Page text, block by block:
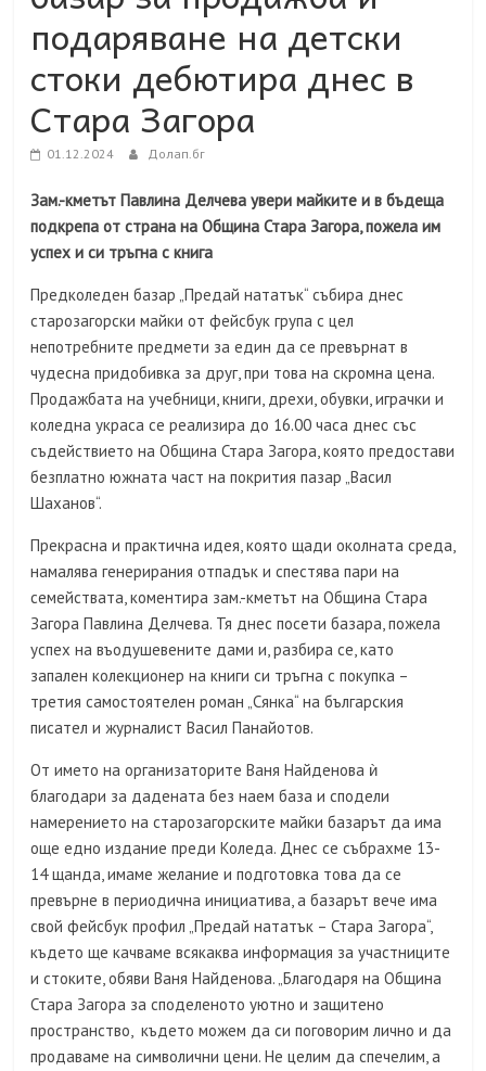
подаряване на детски
стоки дебютира днес в
Стара Загора
01.12.2024 Долап.бг
Зам.-кметът Павлина Делчева увери майките и в бъдеща
подкрепа от страна на Община Стара Загора, пожела им
успех и си тръгна с книга
Предколеден базар „Предай нататък“ събира днес
старозагорски майки от фейсбук група с цел
непотребните предмети за един да се превърнат в
чудесна придобивка за друг, при това на скромна цена.
Продажбата на учебници, книги, дрехи, обувки, играчки и
коледна украса се реализира до 16.00 часа днес със
съдействието на Община Стара Загора, която предостави
безплатно южната част на покрития пазар „Васил
Шаханов“.
Прекрасна и практична идея, която щади околната среда,
намалява генерирания отпадък и спестява пари на
семействата, коментира зам.-кметът на Община Стара
Загора Павлина Делчева. Тя днес посети базара, пожела
успех на въодушевените дами и, разбира се, като
запален колекционер на книги си тръгна с покупка –
третия самостоятелен роман „Сянка“ на българския
писател и журналист Васил Панайотов.
От името на организаторите Ваня Найденова ѝ
благодари за дадената без наем база и сподели
намерението на старозагорските майки базарът да има
още едно издание преди Коледа. Днес се събрахме 13-
14 щанда, имаме желание и подготовка това да се
превърне в периодична инициатива, а базарът вече има
свой фейсбук профил „Предай нататък – Стара Загора“,
където ще качваме всякаква информация за участниците
и стоките, обяви Ваня Найденова. „Благодаря на Община
Стара Загора за споделеното уютно и защитено
пространство, където можем да си поговорим лично и да
продаваме на символични цени. Не целим да спечелим, а